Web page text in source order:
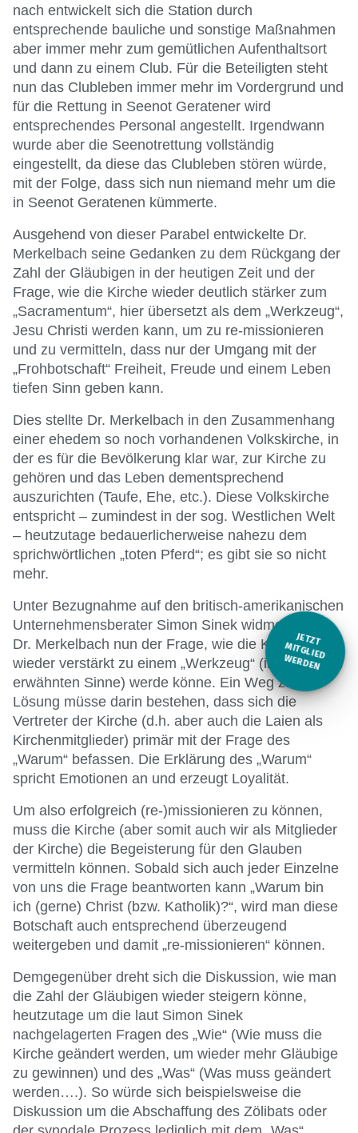
JETZT
M
ITGLIED W
ERDEN
nach entwickelt sich die Station durch
entsprechende bauliche und sonstige Maßnahmen
aber immer mehr zum gemütlichen Aufenthaltsort
und dann zu einem Club. Für die Beteiligten steht
nun das Clubleben immer mehr im Vordergrund und
für die Rettung in Seenot Geratener wird
entsprechendes Personal angestellt. Irgendwann
wurde aber die Seenotrettung vollständig
eingestellt, da diese das Clubleben stören würde,
mit der Folge, dass sich nun niemand mehr um die
in Seenot Geratenen kümmerte.
Ausgehend von dieser Parabel entwickelte Dr.
Merkelbach seine Gedanken zu dem Rückgang der
Zahl der Gläubigen in der heutigen Zeit und der
Frage, wie die Kirche wieder deutlich stärker zum
„Sacramentum“, hier übersetzt als dem „Werkzeug“,
Jesu Christi werden kann, um zu re-missionieren
und zu vermitteln, dass nur der Umgang mit der
„Frohbotschaft“ Freiheit, Freude und einem Leben
tiefen Sinn geben kann.
Dies stellte Dr. Merkelbach in den Zusammenhang
einer ehedem so noch vorhandenen Volkskirche, in
der es für die Bevölkerung klar war, zur Kirche zu
gehören und das Leben dementsprechend
auszurichten (Taufe, Ehe, etc.). Diese Volkskirche
entspricht – zumindest in der sog. Westlichen Welt
– heutzutage bedauerlicherweise nahezu dem
sprichwörtlichen „toten Pferd“; es gibt sie so nicht
mehr.
Unter Bezugnahme auf den britisch-amerikanischen
Unternehmensberater Simon Sinek widmete sich
Dr. Merkelbach nun der Frage, wie die Kirche
wieder verstärkt zu einem „Werkzeug“ (in dem oben
erwähnten Sinne) werde könne. Ein Weg zur
Lösung müsse darin bestehen, dass sich die
Vertreter der Kirche (d.h. aber auch die Laien als
Kirchenmitglieder) primär mit der Frage des
„Warum“ befassen. Die Erklärung des „Warum“
spricht Emotionen an und erzeugt Loyalität.
Um also erfolgreich (re-)missionieren zu können,
muss die Kirche (aber somit auch wir als Mitglieder
der Kirche) die Begeisterung für den Glauben
vermitteln können. Sobald sich auch jeder Einzelne
von uns die Frage beantworten kann „Warum bin
ich (gerne) Christ (bzw. Katholik)?“, wird man diese
Botschaft auch entsprechend überzeugend
weitergeben und damit „re-missionieren“ können.
Demgegenüber dreht sich die Diskussion, wie man
die Zahl der Gläubigen wieder steigern könne,
heutzutage um die laut Simon Sinek
nachgelagerten Fragen des „Wie“ (Wie muss die
Kirche geändert werden, um wieder mehr Gläubige
zu gewinnen) und des „Was“ (Was muss geändert
werden….). So würde sich beispielsweise die
Diskussion um die Abschaffung des Zölibats oder